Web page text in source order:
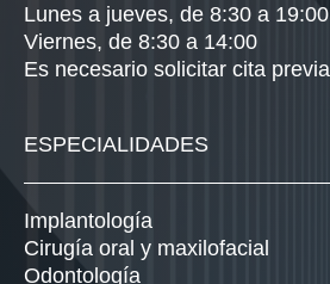
Lunes a jueves, de 8:30 a 19:00
Viernes, de 8:30 a 14:00
Es necesario solicitar cita previa
ESPECIALIDADES
Implantología
Cirugía oral y maxilofacial
Odontología